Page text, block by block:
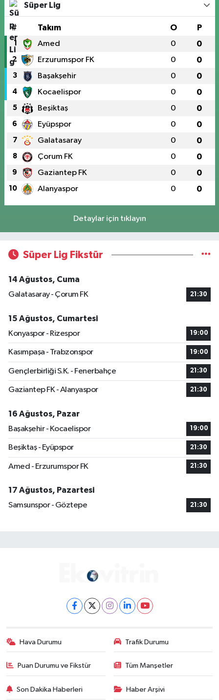
Süper Lig
# Takım O P
1 Amed 0 0
2 Erzurumspor FK 0 0
3 Başakşehir 0 0
4 Kocaelispor 0 0
5 Beşiktaş 0 0
6 Eyüpspor 0 0
7 Galatasaray 0 0
8 Çorum FK 0 0
9 Gaziantep FK 0 0
10 Alanyaspor 0 0
Detaylar için tıklayın
Süper Lig Fikstür
14 Ağustos, Cuma
Galatasaray - Çorum FK
21:30
15 Ağustos, Cumartesi
Konyaspor - Rizespor
19:00
Kasımpaşa - Trabzonspor 19:00
Gençlerbirliği S.K. - Fenerbahçe 21:30
Gaziantep FK - Alanyaspor 21:30
16 Ağustos, Pazar
Başakşehir - Kocaelispor
19:00
Beşiktaş - Eyüpspor 21:30
Amed - Erzurumspor FK 21:30
17 Ağustos, Pazartesi
Samsunspor - Göztepe
21:30
Hava Durumu Trafik Durumu
Puan Durumu ve Fikstür Tüm Manşetler
Son Dakika Haberleri Haber Arşivi